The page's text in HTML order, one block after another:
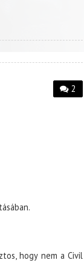
2
hogy nem a Civil